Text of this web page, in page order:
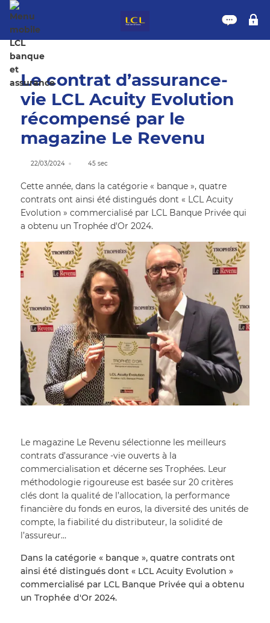
Le contrat d’assurance-
vie LCL Acuity Evolution
récompensé par le
magazine Le Revenu
22/03/2024 45 sec
Cette année, dans la catégorie « banque », quatre
contrats ont ainsi été distingués dont « LCL Acuity
Evolution » commercialisé par LCL Banque Privée qui
a obtenu un Trophée d'Or 2024.
Le magazine Le Revenu sélectionne les meilleurs
contrats d’assurance -vie ouverts à la
commercialisation et décerne ses Trophées. Leur
méthodologie rigoureuse est basée sur 20 critères
clés dont la qualité de l’allocation, la performance
financière du fonds en euros, la diversité des unités de
compte, la fiabilité du distributeur, la solidité de
l’assureur…
Dans la catégorie « banque », quatre contrats ont
ainsi été distingués dont « LCL Acuity Evolution »
commercialisé par LCL Banque Privée qui a obtenu
un Trophée d'Or 2024.